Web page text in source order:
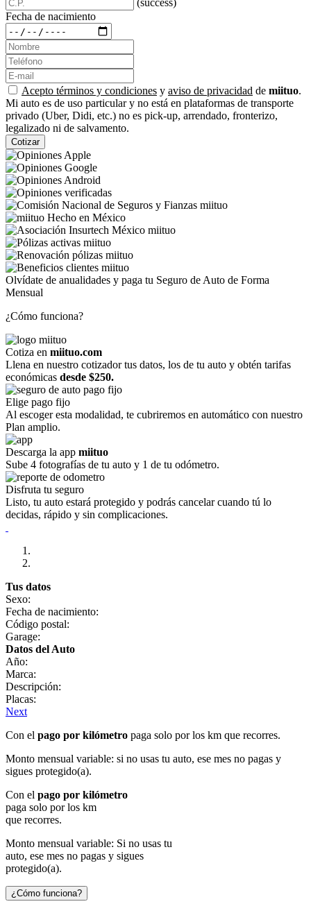
(success)
Fecha de nacimiento
Acepto términos y condiciones y aviso de privacidad de miituo.
Mi auto es de uso particular y no está en plataformas de transporte
privado (Uber, Didi, etc.) no es pick-up, arrendado, fronterizo,
legalizado ni de salvamento.
Cotizar
Olvídate de anualidades y paga tu Seguro de Auto de Forma
Mensual
¿Cómo funciona?
Cotiza en miituo.com
Llena en nuestro cotizador tus datos, los de tu auto y obtén tarifas
económicas desde $250.
Elige pago fijo
Al escoger esta modalidad, te cubriremos en automático con nuestro
Plan amplio.
Descarga la app miituo
Sube 4 fotografías de tu auto y 1 de tu odómetro.
Disfruta tu seguro
Listo, tu auto estará protegido y podrás cancelar cuando tú lo
decidas, rápido y sin complicaciones.
Tus datos
Sexo:
Fecha de nacimiento:
Código postal:
Garage:
Datos del Auto
Año:
Marca:
Descripción:
Placas:
Next
Con el pago por kilómetro paga solo por los km que recorres.
Monto mensual variable: si no usas tu auto, ese mes no pagas y
sigues protegido(a).
Con el pago por kilómetro
paga solo por los km
que recorres.
Monto mensual variable: Si no usas tu
auto, ese mes no pagas y sigues
protegido(a).
¿Cómo funciona?